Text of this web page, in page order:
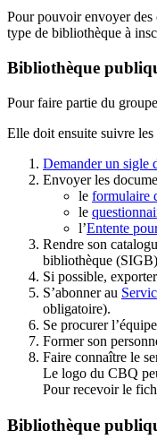
Pour pouvoir envoyer des
type de bibliothèque à
Bibliothèque
Pour faire partie du
Elle doit ensuite suivre les
Demander un sigle
Envoyer les
le formulaire
le
l’Entente
Rendre son
bibliothèque
Si possible,
S’abonner au
obligatoire).
Se procurer
Former son
Faire connaître le
Le logo du CBQ
Pour recevoir le
Bibliothèque